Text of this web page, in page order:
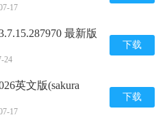
17
最新版
24
下载
英文版(sakura
手机版
17
下载